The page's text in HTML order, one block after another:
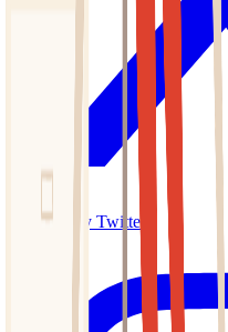
X (formerly Twitter)